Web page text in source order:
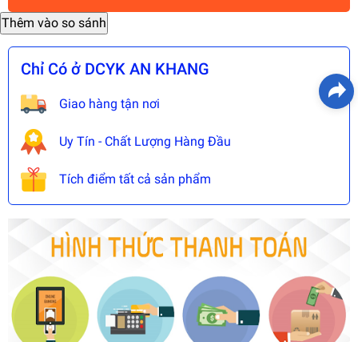
Chỉ Có ở DCYK AN KHANG
Giao hàng tận nơi
Uy Tín - Chất Lượng Hàng Đầu
Tích điểm tất cả sản phẩm